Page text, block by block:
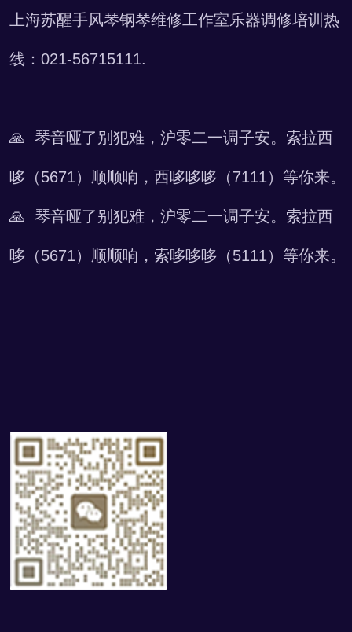
上海苏醒手风琴钢琴维修工作室乐器调修培训热
线：021-56715111.
🙏 琴音哑了别犯难，沪零二一调子安。索拉西
哆（5671）顺顺响，西哆哆哆（7111）等你来。
🙏 琴音哑了别犯难，沪零二一调子安。索拉西
哆（5671）顺顺响，索哆哆哆（5111）等你来。